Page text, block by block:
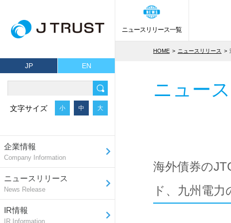
JP EN
文字サイズ 小 中 大
企業情報
Company Information
ニュースリリース
News Release
IR情報
IR Information
ニュースリリース一覧
HOME ニュースリリース
ニュー
海外債券の
ド、九州電